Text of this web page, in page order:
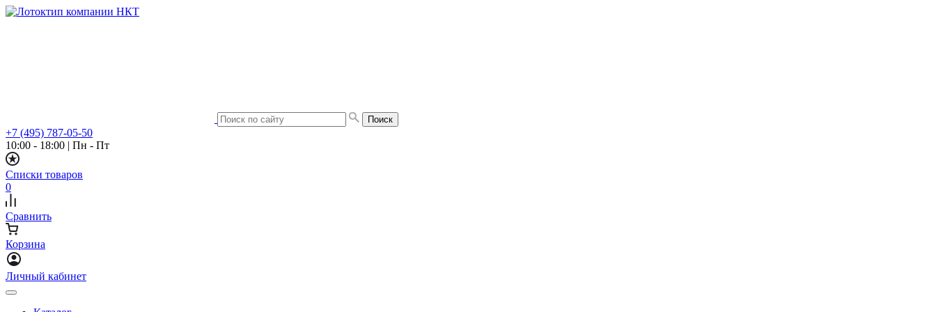
+7 (495) 787-05-50
10:00 - 18:00 | Пн - Пт
Списки товаров
0
Сравнить
Корзина
Личный кабинет